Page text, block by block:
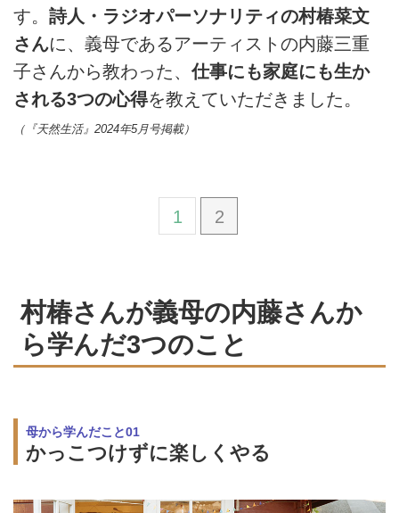
す。 詩人・ラジオパーソナリティの村椿菜文
さんに、義母であるアーティストの内藤三重
子さんから教わった、仕事にも家庭にも生か
される3つの心得を教えていただきました。
（『天然生活』2024年5月号掲載）
1 2
村椿さんが義母の内藤さんか
ら学んだ3つのこと
母から学んだこと01
かっこつけずに楽しくやる